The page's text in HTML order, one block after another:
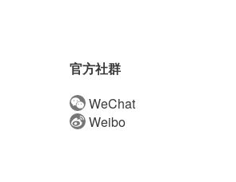
官方社群
WeChat
Weibo